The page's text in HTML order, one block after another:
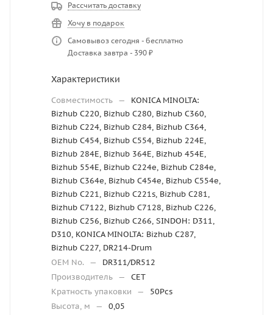
Рассчитать доставку
Хочу в подарок
Самовывоз сегодня - бесплатно
Доставка завтра - 390 ₽
Характеристики
Совместимость —
KONICA MINOLTA:
Bizhub C220, Bizhub C280, Bizhub C360,
Bizhub C224, Bizhub C284, Bizhub C364,
Bizhub C454, Bizhub C554, Bizhub 224E,
Bizhub 284E, Bizhub 364E, Bizhub 454E,
Bizhub 554E, Bizhub C224e, Bizhub C284e,
Bizhub C364e, Bizhub C454e, Bizhub C554e,
Bizhub C221, Bizhub C221s, Bizhub C281,
Bizhub C7122, Bizhub C7128, Bizhub C226,
Bizhub C256, Bizhub C266, SINDOH: D311,
D310, KONICA MINOLTA: Bizhub C287,
Bizhub C227, DR214-Drum
OEM No.
—
DR311/DR512
Производитель —
CET
Кратность упаковки
—
50Pcs
Высота, м
—
0,05